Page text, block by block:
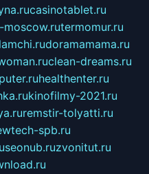
casinotablet.ru
termomur.ru
doramamama.ru
clean-dreams.ru
healthenter.ru
kinofilmy-2021.ru
remstir-tolyatti.ru
spb.ru
seonub.ruzvonitut.ru